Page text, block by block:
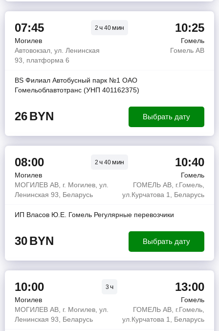
07:45 2ч 40 мин 10:25
Могилев
Гомель
Автовокзал, ул. Ленинская
93, платформа 6
Гомель АВ
BS Филиал Автобусный парк №1 ОАО
Гомельоблавтотранс (УНП 401162375)
26BYN Выбрать дату
08:00 2ч 40 мин 10:40
Могилев
Гомель
МОГИЛЕВ АВ, г. Могилев, ул.
Ленинская 93, Беларусь
ГОМЕЛЬ АВ, г.Гомель,
ул.Курчатова 1, Беларусь
ИП Власов Ю.Е. Гомель Регулярные перевозчики
30BYN Выбрать дату
10:00 3ч 13:00
Могилев
Гомель
МОГИЛЕВ АВ, г. Могилев, ул.
Ленинская 93, Беларусь
ГОМЕЛЬ АВ, г.Гомель,
ул.Курчатова 1, Беларусь